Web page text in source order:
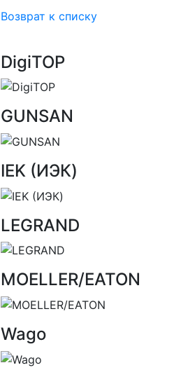
Возврат к списку
DigiTOP
GUNSAN
IEK (ИЭК)
LEGRAND
MOELLER/EATON
Wago